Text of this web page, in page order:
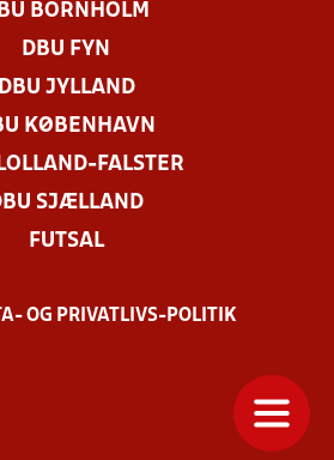
BORNHOLM
DBU FYN
DBU JYLLAND
KØBENHAVN
FALSTER
SJÆLLAND
FUTSAL
OG PRIVATLIVS-POLITIK